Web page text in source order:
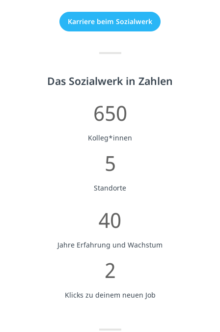
Karriere beim Sozialwerk
Das Sozialwerk in Zahlen
650
Kolleg*innen
5
Standorte
40
Jahre Erfahrung und Wachstum
2
Klicks zu deinem neuen Job